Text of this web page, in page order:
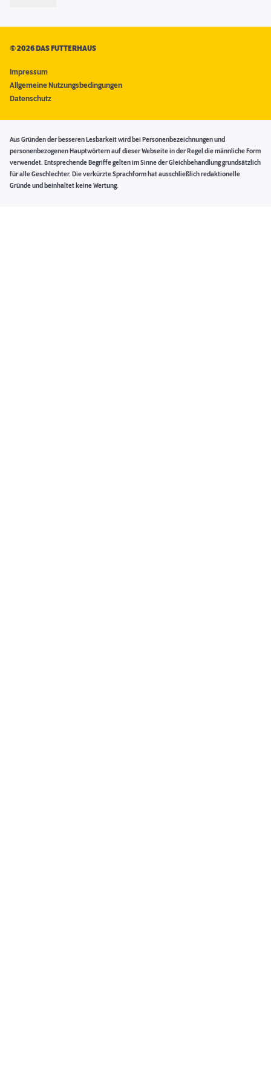
©2026 DAS FUTTERHAUS
Impressum
Allgemeine Nutzungsbedingungen
Datenschutz
Aus Gründen der besseren Lesbarkeit wird bei Personenbezeichnungen und
personenbezogenen Hauptwörtern auf dieser Webseite in der Regel die männliche Form
verwendet. Entsprechende Begriffe gelten im Sinne der Gleichbehandlung grundsätzlich
für alle Geschlechter. Die verkürzte Sprachform hat ausschließlich redaktionelle
Gründe und beinhaltet keine Wertung.